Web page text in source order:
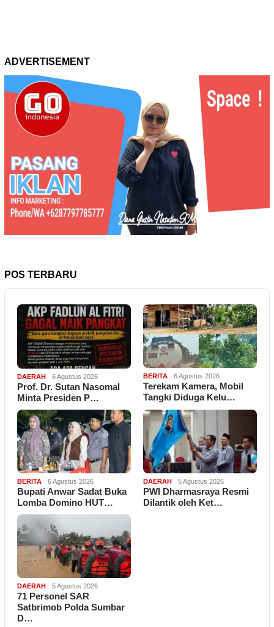
ADVERTISEMENT
POS TERBARU
DAERAH 6 Agustus 2026
Prof. Dr. Sutan Nasomal
Minta Presiden P…
BERITA 6 Agustus 2026
Terekam Kamera, Mobil
Tangki Diduga Kelu…
BERITA 6 Agustus 2026
Bupati Anwar Sadat Buka
Lomba Domino HUT…
DAERAH 5 Agustus 2026
PWI Dharmasraya Resmi
Dilantik oleh Ket…
DAERAH 5 Agustus 2026
71 Personel SAR
Satbrimob Polda Sumbar
D…